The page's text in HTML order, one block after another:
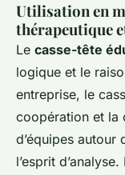
Utilisation en
thérapeutique
Le casse-tête
logique et le
entreprise, le
coopération et la
d’équipes
l’esprit